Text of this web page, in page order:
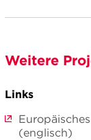
Weitere
Links
(englisch)